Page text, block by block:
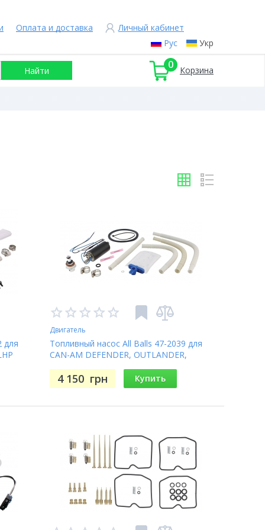
Рус Укр
Оплата и доставка Личный кабинет
0 Корзина
для
Двигатель
Топливный насос All Balls 47-2039 для
CAN-AM DEFENDER, OUTLANDER,
SPORTSMAN, RZR
4 150 грн Купить